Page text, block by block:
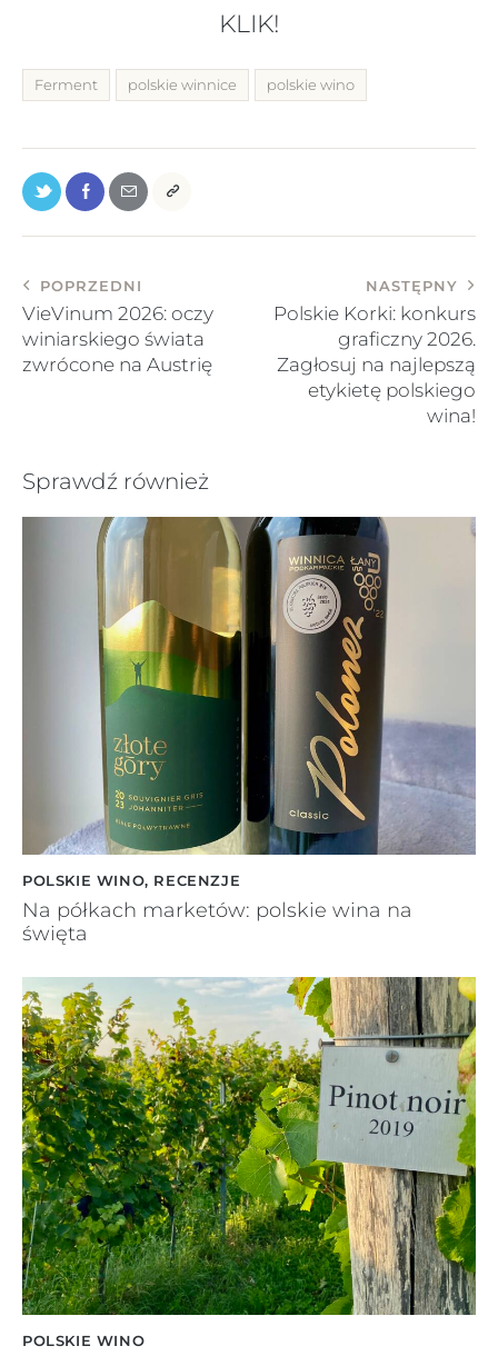
KLIK!
Ferment polskie winnice polskie wino
POPRZEDNI
VieVinum 2026: oczy
winiarskiego świata
zwrócone na Austrię
NASTĘPNY
Polskie Korki: konkurs
graficzny 2026.
Zagłosuj na najlepszą
etykietę polskiego
wina!
Sprawdź również
POLSKIE WINO, RECENZJE
Na półkach marketów: polskie wina na
święta
POLSKIE WINO